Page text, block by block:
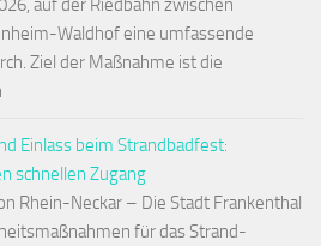
auf der Riedbahn zwischen
Waldhof eine umfassende
Ziel der Maßnahme ist die
Einlass beim Strandbadfest:
schnellen Zugang
Rhein-Neckar – Die Stadt Frankenthal
für das Strand-